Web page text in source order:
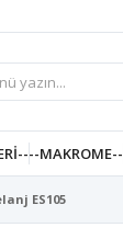
--MAKROME--
ES105